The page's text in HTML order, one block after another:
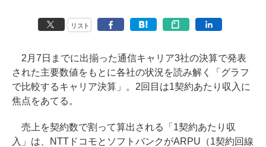
リスト
2月7日までに出揃った通信キャリア3社の決算で発表
された主要数値をもとに各社の状況を読み解く「グラフ
で比較するキャリア決算」。2回目は1契約あたり収入に
焦点をあてる。
売上を契約数で割って算出される「1契約あたり収
入」は、NTTドコモとソフトバンクがARPU（1契約回線